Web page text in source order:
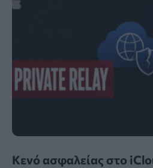
Κενό ασφαλείας στο